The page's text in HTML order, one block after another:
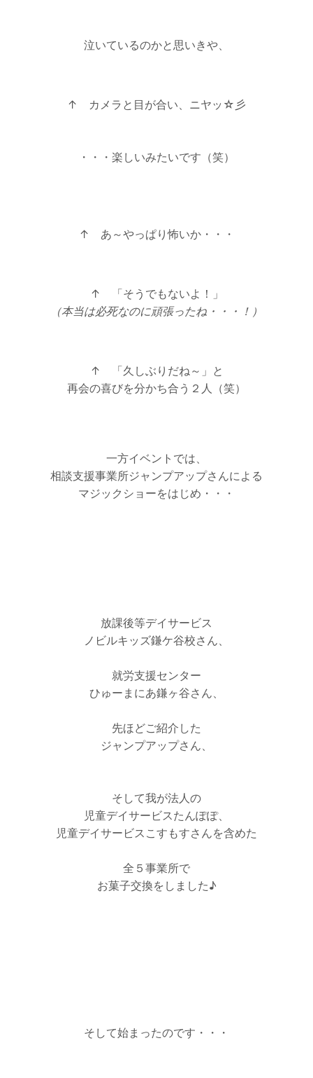
泣いているのかと思いきや、
↑ カメラと目が合い、ニヤッ☆彡
・・・楽しいみたいです（笑）
↑ あ～やっぱり怖いか・・・
↑ 「そうでもないよ！」
（本当は必死なのに頑張ったね・・・！）
↑ 「久しぶりだね～」と
再会の喜びを分かち合う２人（笑）
一方イベントでは、
相談支援事業所ジャンプアップさんによる
マジックショーをはじめ・・・
放課後等デイサービス
ノビルキッズ鎌ケ谷校さん、
就労支援センター
ひゅーまにあ鎌ヶ谷さん、
先ほどご紹介した
ジャンプアップさん、
そして我が法人の
児童デイサービスたんぽぽ、
児童デイサービスこすもすさんを含めた
全５事業所で
お菓子交換をしました♪
そして始まったのです・・・